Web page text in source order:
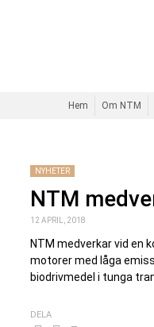
Hem Om NTM
NYHETER
NTM
12 APRIL, 2018
NTM medverkar vid en
motorer med låga
biodrivmedel i tunga
DELA